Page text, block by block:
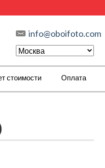
info@oboifoto.com
стоимости Оплата